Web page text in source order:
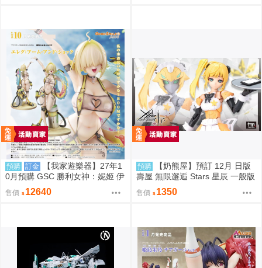
預購 訂金
【我家遊樂器】27年1
0月預購 GSC 勝利女神：妮姬 伊
萊格：BOOM與驚嚇 1/4完成品
售價 12640
預購
【奶熊屋】預訂 12月 日版
壽屋 無限邂逅 Stars 星辰 一般版
組裝模型 0816
售價 1350